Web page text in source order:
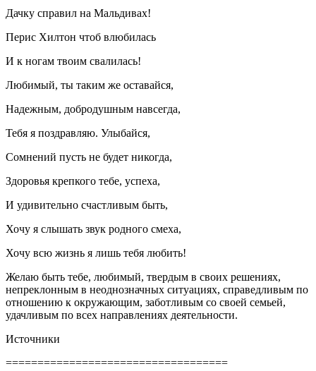
Дачку справил на Мальдивах!
Перис Хилтон чтоб влюбилась
И к ногам твоим свалилась!
Любимый, ты таким же оставайся,
Надежным, добродушным навсегда,
Тебя я поздравляю. Улыбайся,
Сомнений пусть не будет никогда,
Здоровья крепкого тебе, успеха,
И удивительно счастливым быть,
Хочу я слышать звук родного смеха,
Хочу всю жизнь я лишь тебя любить!
Желаю быть тебе, любимый, твердым в своих решениях,
непреклонным в неоднозначных ситуациях, справедливым по
отношению к окружающим, заботливым со своей семьей,
удачливым по всех направлениях деятельности.
Источники
===================================